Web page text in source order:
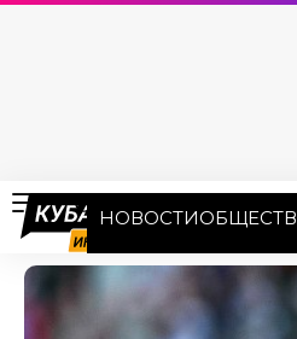
НОВОСТИ